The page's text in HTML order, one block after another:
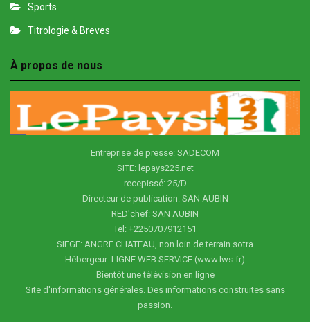
Sports
Titrologie & Breves
À propos de nous
Entreprise de presse: SADECOM
SITE: lepays225.net
recepissé: 25/D
Directeur de publication: SAN AUBIN
RED'chef: SAN AUBIN
Tel: +2250707912151
SIEGE: ANGRE CHATEAU, non loin de terrain sotra
Hébergeur: LIGNE WEB SERVICE (www.lws.fr)
Bientôt une télévision en ligne
Site d'informations générales. Des informations construites sans
passion.